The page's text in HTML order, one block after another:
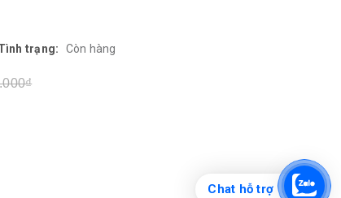
trạng: Còn hàng
Chat hỗ trợ